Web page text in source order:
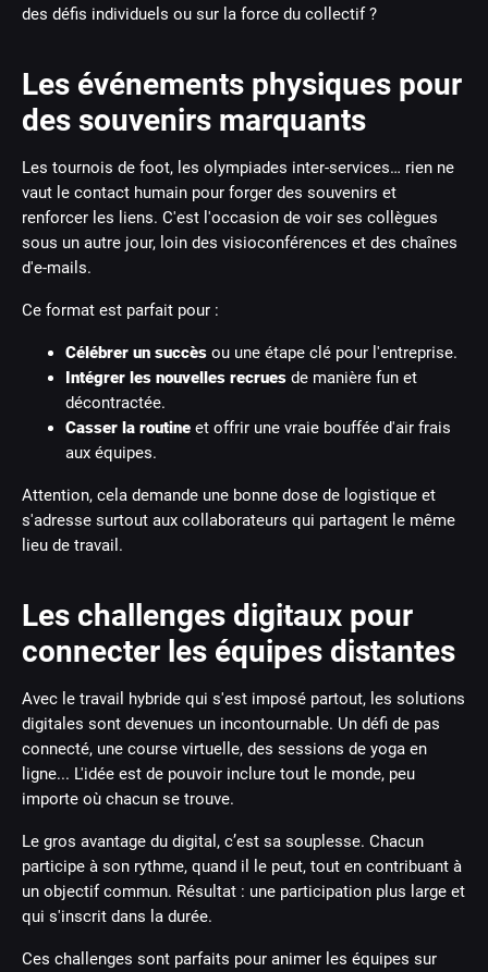
des défis individuels ou sur la force du collectif ?
Les événements physiques pour
des souvenirs marquants
Les tournois de foot, les olympiades inter-services… rien ne
vaut le contact humain pour forger des souvenirs et
renforcer les liens. C'est l'occasion de voir ses collègues
sous un autre jour, loin des visioconférences et des chaînes
d'e-mails.
Ce format est parfait pour :
Célébrer un succès ou une étape clé pour l'entreprise.
Intégrer les nouvelles recrues de manière fun et
décontractée.
Casser la routine et offrir une vraie bouffée d'air frais
aux équipes.
Attention, cela demande une bonne dose de logistique et
s'adresse surtout aux collaborateurs qui partagent le même
lieu de travail.
Les challenges digitaux pour
connecter les équipes distantes
Avec le travail hybride qui s'est imposé partout, les solutions
digitales sont devenues un incontournable. Un défi de pas
connecté, une course virtuelle, des sessions de yoga en
ligne... L'idée est de pouvoir inclure tout le monde, peu
importe où chacun se trouve.
Le gros avantage du digital, c’est sa souplesse. Chacun
participe à son rythme, quand il le peut, tout en contribuant à
un objectif commun. Résultat : une participation plus large et
qui s'inscrit dans la durée.
Ces challenges sont parfaits pour animer les équipes sur